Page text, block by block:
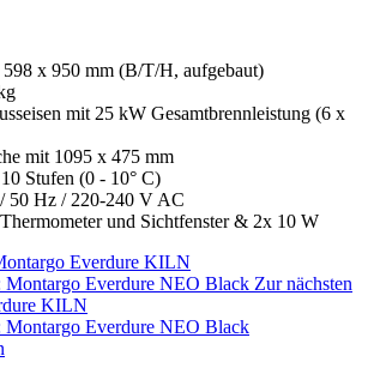
x 950 mm (B/T/H, aufgebaut)
mit 25 kW Gesamtbrennleistung (6 x
mit 1095 x 475 mm
Stufen (0 - 10° C)
50 Hz / 220-240 V AC
und Sichtfenster & 2x 10 W
Everdure KILN
Montargo Everdure NEO Black Zur nächsten
KILN
Montargo Everdure NEO Black